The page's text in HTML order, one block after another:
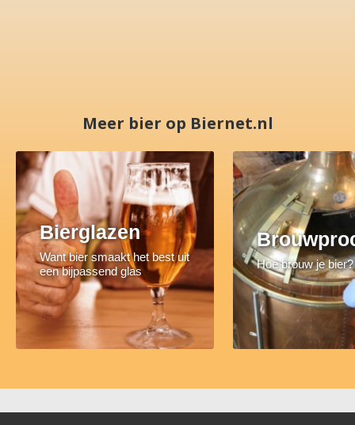
Meer bier op Biernet.nl
Bierglazen
Want bier smaakt het best uit
een bijpassend glas
Hoe brouw je bier?